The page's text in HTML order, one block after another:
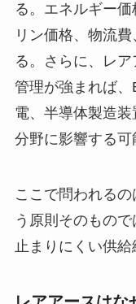
る。エネルギー
リン価格、物流
る。さらに、レ
管理が強まれば
電、半導体製造
分野に影響する可
ここで問われる
う原則そのもの
止まりにくい供給